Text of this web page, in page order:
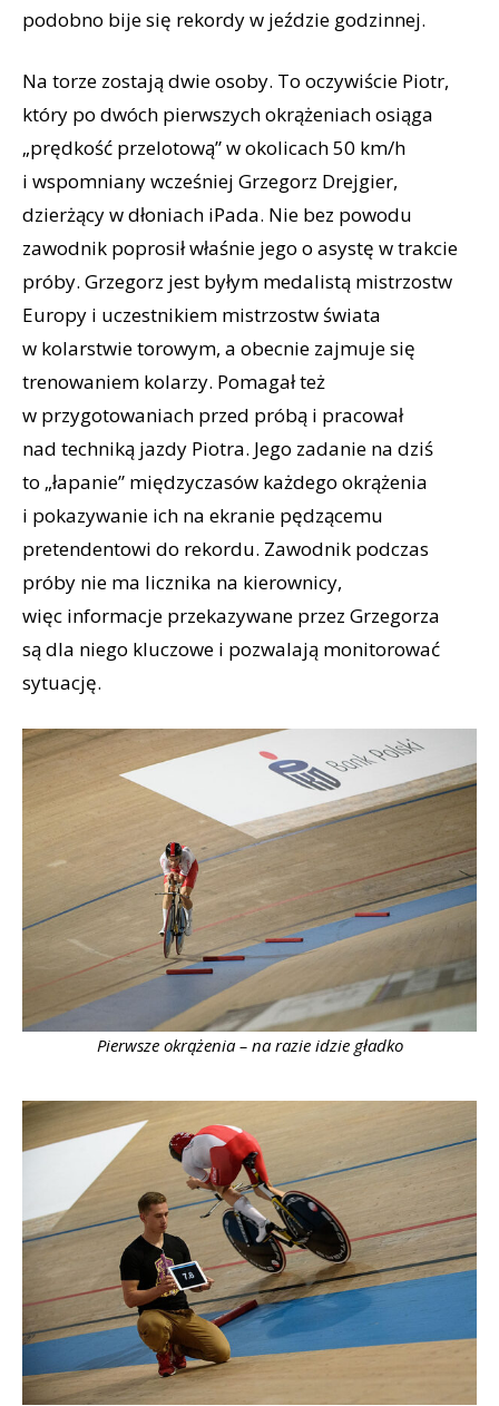
podobno bije się rekordy w jeździe godzinnej.
Na torze zostają dwie osoby. To oczywiście Piotr,
który po dwóch pierwszych okrążeniach osiąga
„prędkość przelotową” w okolicach 50 km/h
i wspomniany wcześniej Grzegorz Drejgier,
dzierżący w dłoniach iPada. Nie bez powodu
zawodnik poprosił właśnie jego o asystę w trakcie
próby. Grzegorz jest byłym medalistą mistrzostw
Europy i uczestnikiem mistrzostw świata
w kolarstwie torowym, a obecnie zajmuje się
trenowaniem kolarzy. Pomagał też
w przygotowaniach przed próbą i pracował
nad techniką jazdy Piotra. Jego zadanie na dziś
to „łapanie” międzyczasów każdego okrążenia
i pokazywanie ich na ekranie pędzącemu
pretendentowi do rekordu. Zawodnik podczas
próby nie ma licznika na kierownicy,
więc informacje przekazywane przez Grzegorza
są dla niego kluczowe i pozwalają monitorować
sytuację.
Pierwsze okrążenia – na razie idzie gładko